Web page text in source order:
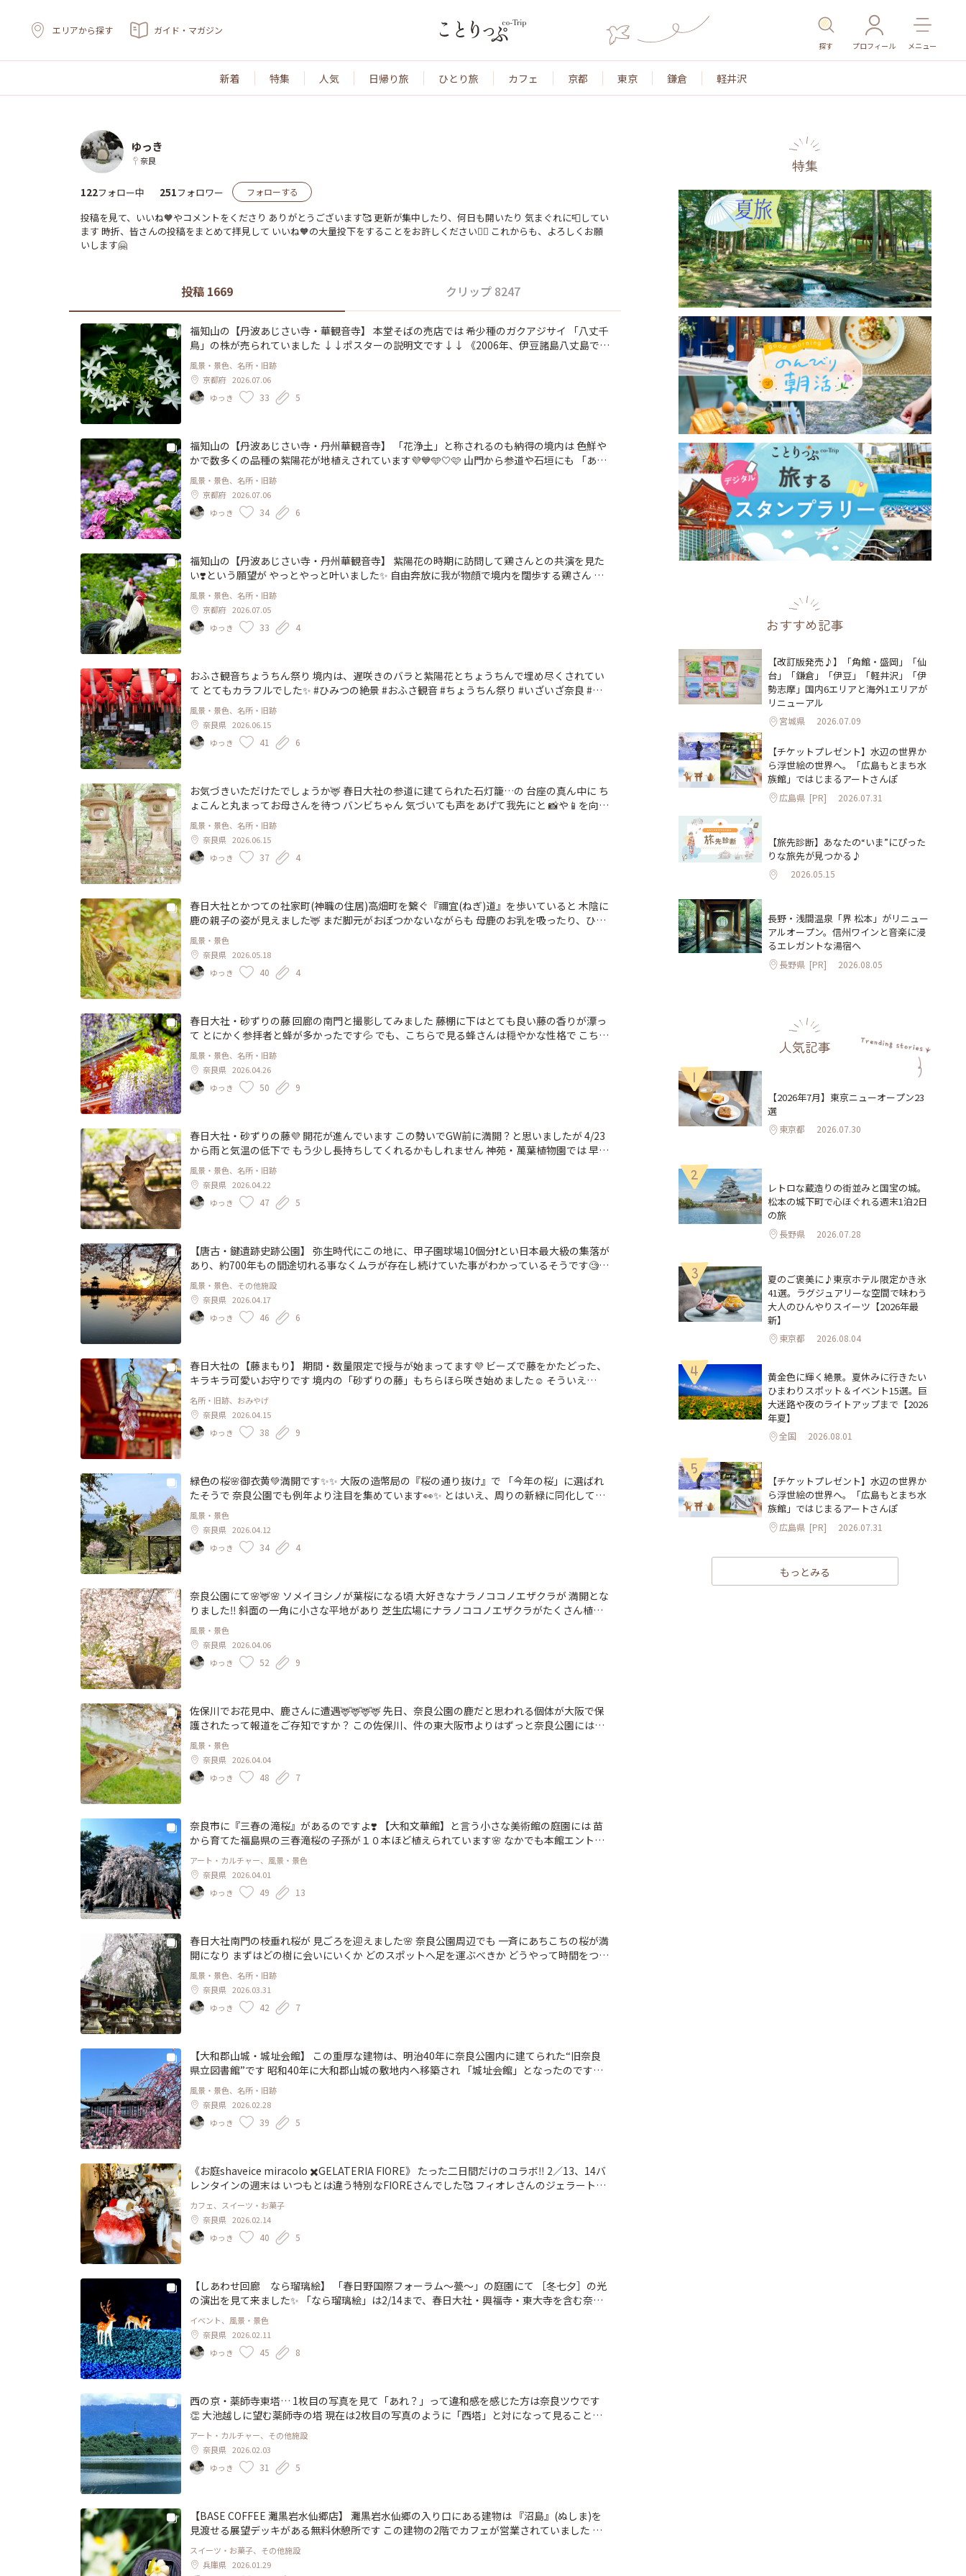
エリアから探す ガイド・マガジン
探す プロフィール メニュー
新着 特集 人気 日帰り旅 ひとり旅 カフェ 京都 東京 鎌倉 軽井沢
ゆっき
奈良
122フォロー中 251フォロワー フォローする
投稿を見て、いいね🧡やコメントをくださり ありがとうございます🥰 更新が集中したり、何日も開いたり 気まぐれに📮してい
ます 時折、皆さんの投稿をまとめて拝見して いいね🧡の大量投下をすることをお許しください🙇‍♀️ これからも、よろしくお願
いします🤗
投稿 1669 クリップ 8247
福知山の【丹波あじさい寺・華観音寺】 本堂そばの売店では 希少種のガクアジサイ 「八丈千
鳥」の株が売られていました ↓↓ポスターの説明文です↓↓ 《2006年、伊豆諸島八丈島で自
生している新種のガクアジサイ「八丈千鳥」が発見されました。 八丈千鳥は八重咲きのガク
アジサイ型で、色変化しない純白の花は 凛とした印象を与えています。 星を連想させる披針
形(ひしんけい)の装飾花は美しく、全体が端正にまとまっています。》 #ひみつの絶景 #そう
だ京都行こう #あじさい寺 #ことりっぷ京都 #丹州華観音寺 #補陀洛山観音寺 #関西花の寺霊
風景・景色、名所・旧跡
京都府 2026.07.06
ゆっき
33 5
福知山の【丹波あじさい寺・丹州華観音寺】 「花浄土」と称されるのも納得の境内は 色鮮や
かで数多くの品種の紫陽花が地植えされています💜💙🩵🤍🩷 山門から参道や石垣にも 「あじ
さいの壁」があちこちに見られて 迫力さえ感じます 紫陽花に埋もれるように、可愛いわらべ
仏さまが鎮座されていてほっこりします☺️💚 #ひみつの絶景 #そうだ京都行こう #あじさい寺
#ことりっぷ京都 #丹州華観音寺 #補陀洛山観音寺 #関西花の寺霊場第一番札所 #京都府福知山
市
風景・景色、名所・旧跡
京都府 2026.07.06
ゆっき
34 6
福知山の【丹波あじさい寺・丹州華観音寺】 紫陽花の時期に訪問して鶏さんとの共演を見た
い❣️という願望が やっとやっと叶いました✨ 自由奔放に我が物顔で境内を闊歩する鶏さん じ
っとしてくれ〜📸😅 細かく首を上下左右に動かしたり、時折羽ばたいたりする様子を見てい
ると 江戸時代の絵師・伊藤若冲の動体視力、観察力 、集中力の高さに改めて驚異を感じまし
た🤩 つたない写真ですが、少しは日本画に近づいたかな😚 #ひみつの絶景 #あじさい寺 #
鶏 #にわとり #丹州華観音寺 #補陀洛山観音寺 #関西花の寺霊場第一番札所 #京都府福知山
風景・景色、名所・旧跡
京都府 2026.07.05
ゆっき
33 4
おふさ観音ちょうちん祭り 境内は、遅咲きのバラと紫陽花とちょうちんで埋め尽くされてい
て とてもカラフルでした✨ #ひみつの絶景 #おふさ観音 #ちょうちん祭り #いざいざ奈良 #わ
たしは奈良派 #ことりっぷ奈良
風景・景色、名所・旧跡
奈良県 2026.06.15
ゆっき
41 6
お気づきいただけたでしょうか🦌 春日大社の参道に建てられた石灯籠…の 台座の真ん中に ち
ょこんと丸まってお母さんを待つ バンビちゃん 気づいても声をあげて我先にと 📸や📱を向け
ないでください その行為が人を呼び寄せてしまいます 観光客が大勢で取り囲んだり、触れた
りすると 母鹿が警戒して仔鹿に近寄らなくなって 最悪のケースでは仔鹿が命を落としてしま
うんです😰 ベビーラッシュの奈良公園の鹿さんたち どうか、遠くからそっと見守ってあげて
くださいね🙏 #ひみつの絶景 #鹿 #バンビ #神鹿 #春日大社 #いざいざ奈良 #わたしは奈良派
風景・景色、名所・旧跡
奈良県 2026.06.15
ゆっき
37 4
春日大社とかつての社家町(神職の住居)高畑町を繋ぐ『禰宜(ねぎ)道』を歩いていると 木陰に
鹿の親子の姿が見えました🦌 まだ脚元がおぼつかないながらも 母鹿のお乳を吸ったり、ひょ
こひょこと歩き回ったり…可愛い仕草に釘付けになってしまいました😍 奈良公園の鹿たちが
出産のシーズンを迎えて 鼻先が黒くてつぶらな瞳がとっても愛らしいバンビがあちこちで誕
生しています💗 本当にぬいぐるみのように可愛いらしくて 「撫でてあげたい」と思うのは人
間のエゴ👿 ひとたび人間の匂いが付いた子鹿は 母鹿からも仲間からも避けられて 命を落とし
宜道 #鹿 #神鹿 #バンビ #こつぶちゃん物語 ↑生後5ヶ月で亡くなったこつぶちゃんの写真
絵本があります こつぶちゃんの悲劇が繰り返される事が無いよう願っています🍀 #いざいざ
奈良 #わたしは奈良派 #ことりっぷ奈良
風景・景色
奈良県 2026.05.18
ゆっき
40 4
春日大社・砂ずりの藤 回廊の南門と撮影してみました 藤棚に下はとても良い藤の香りが漂っ
て とにかく参拝者と蜂が多かったです💦 でも、こちらで見る蜂さんは穏やかな性格で こちら
が攻撃しない限り害は無いそうです 📸2026.4.25 #春日大社 #藤 #砂ずりの藤 #ことりっぷ奈
良 #いざいざ奈良 #わたしは奈良派 神苑・萬葉植物園の藤も見ごろを迎えてるそうですよ〜
訪問したいけど時間が合わない…🥲
風景・景色、名所・旧跡
奈良県 2026.04.26
ゆっき
50 9
春日大社・砂ずりの藤💜 開花が進んでいます この勢いでGW前に満開？と思いましたが 4/23
から雨と気温の低下で もう少し長持ちしてくれるかもしれません 神苑・萬葉植物園では 早咲
きの藤が見ごろを迎えてるそうです🤍💙💜🩷 大混雑を避けるなら今のうちに訪問した方が良
いのかなぁ でも、どうせならもっと開花が進んでる方が見応えありそうだしなぁ…🤔 訪問の
タイミングを見極め兼ねて 悩んでいる私の目の前を とっても美しい神鹿さんが 横切って行か
れました🦌😍
風景・景色、名所・旧跡
奈良県 2026.04.22
ゆっき
47 5
【唐古・鍵遺跡史跡公園】 弥生時代にこの地に、甲子園球場10個分❗️とい日本最大級の集落が
あり、約700年もの間途切れる事なくムラが存在し続けていた事がわかっているそうです🧐
遺跡から発掘された土器に描かれていた絵画を元に復元された楼閣がシンボルになっていま
す 江戸時代に農業用のため池として造られた唐古池の周りにはソメイヨシノが植えられてい
て 期間限定でライトアップされます 夕陽が沈むタイミングに合わせて訪問しました🌸📸 桜は
満開を少し過ぎてはいましたが まだまだ綺麗で、時折花吹雪も見られました 池で遊ぶ水鳥た
た🤗♬ #桜 #ソメイヨシノ #唐古鍵遺跡史跡公園 #道の駅レスティ唐古鍵 #いざいざ奈良 #わ
たしは奈良派 #ことりっぷ奈良
風景・景色、その他施設
奈良県 2026.04.17
ゆっき
46 6
春日大社の【藤まもり】 期間・数量限定で授与が始まってます💜 ビーズで藤をかたどった、
キラキラ可愛いお守りです 境内の「砂ずりの藤」もちらほら咲き始めました☺️ そういえ
ば…！ 奈良国立博物館で現在開催中の 特別展【吉野・大峯展】で 春日大社とも縁が深い藤原
道長直筆の 国宝［紺紙金字経］が修理後初公開されているとか‼︎ しかも音声ナビゲーターは
大河ドラマで道長を演じた柄本佑さん🥰 こちらの会期は6/7までです✨ 時間作って鑑賞しに
行かなきゃ〜💞 #藤 #藤まもり #春日大社 #ことりっぷ #わたしは奈良派 #いざいざ奈良 #
名所・旧跡、おみやげ
奈良県 2026.04.15
ゆっき
38 9
緑色の桜🌸御衣黄💚満開です✨✨ 大阪の造幣局の『桜の通り抜け』で 「今年の桜」に選ばれ
たそうで 奈良公園でも例年より注目を集めています👀✨ とはいえ、周りの新緑に同化してし
まうので 遠目で見ると見逃しがち💦 今回投稿した桜たちは 「春日野国際フォーラム・別館」
の 北側に植栽されている桜たちです 枝垂れ桜と御衣黄と関山が見られます 以前は紅豊もあっ
たはずですが 枯れてしまったようです😢 #桜 #奈良公園 #緑色の桜 #御衣黄 #ギョイコウ
#春日野国際フォーラム別館 #ことりっぷ #ことりっぷ奈良 #わたしは奈良派 #いざいざ奈良 #
風景・景色
奈良県 2026.04.12
ゆっき
34 4
奈良公園にて🌸🦌🌸 ソメイヨシノが葉桜になる頃 大好きなナラノココノエザクラが 満開とな
りました‼️ 斜面の一角に小さな平地があり 芝生広場にナラノココノエザクラがたくさん植え
られています 「秘密の花園」って呼ばれたりしています この日は奈良公園の中で暮らして
いる鹿さんモデルを激写しました📸 #鹿 #桜 #お花見 #奈良公園 #茶山園地 #ナラノココノエ
ザクラ #奈良九重桜 #鹿活 #桜パトロール2026 #ことりっぷ奈良 #いざいざ奈良 #わたしは奈
良派
風景・景色
奈良県 2026.04.06
ゆっき
52 9
佐保川でお花見中、鹿さんに遭遇🦌🦌🦌🦌 先日、奈良公園の鹿だと思われる個体が大阪で保
護されたって報道をご存知ですか？ この佐保川、件の東大阪市よりはずっと奈良公園には近
いけれど 奈良公園から車でも15分ほどかかる距離の 市街地なので、ここで鹿に会うなんて驚
きです😳 草も桜も食べ放題…彼らには楽園なのかもしれないけど春日大社からある程度の距
離が離れたら 「神鹿」じゃなくてただの「野生動物」扱いになるらしいです 畑の野菜の味を
覚えてしまったら「害獣」として 駆除の対象にされちゃうかも 奈良公園に戻ってほしいなぁ
無料 #以降１時間ごとに100円 #いざいざ奈良 #わたしは奈良派
風景・景色
奈良県 2026.04.04
ゆっき
48 7
奈良市に『三春の滝桜』があるのですよ❣️ 【大和文華館】と言う小さな美術館の庭園には 苗
から育てた福島県の三春滝桜の子孫が１０本ほど植えられています🌸 なかでも本館エントラ
ンス前の一本は とても見事な樹形と枝ぶりで 立派にご先祖の遺伝子を受け継いでいて 圧倒さ
れるような風格が漂っています✨ 私の投稿が遅れて2026年はすでに 見ごろを過ぎてしまいま
した💦 美術館の公式InstagramやＸ(旧Twitter)などで 庭園の花の見ごろや美術館の展示企
画の案内を確認できますので 桜シーズン(それ以外の時期でも)の奈良旅の参考になると思い
🙌 JAFの会員証を提示して🉐に入場できました🤗 #桜 #お花見 #枝垂れ #ことりっぷ奈良 #い
ざいざ奈良 #わたしは奈良派 #大和文華館 #三春滝桜の子孫
アート・カルチャー、風景・景色
奈良県 2026.04.01
ゆっき
49 13
春日大社南門の枝垂れ桜が 見ごろを迎えました🌸 奈良公園周辺でも 一斉にあちこちの桜が満
開になり まずはどの樹に会いにいくか どのスポットへ足を運ぶべきか どうやって時間をつく
ろうか あたふたしてしまいます😵💦 #桜パトロール2026 #桜 #お花見 #奈良公園 #春日大
風景・景色、名所・旧跡
奈良県 2026.03.31
ゆっき
42 7
【大和郡山城・城址会館】 この重厚な建物は、明治40年に奈良公園内に建てられた“旧奈良
県立図書館”です 昭和40年に大和郡山城の敷地内へ移築され 「城址会館」となったのです
が、こちらがお城の一部だと思ってる人が多いのです😅 週末は一階の内部を見学出来るらし
いのですが 私はまだ未体験です… 大和郡山城趾は梅と桜の名所です🌸🌸🌸 大河ドラマ効果
で、この春は例年以上に 多くの見物客が押し寄せる予感…🥰 修復・整備された天守台からは
奈良盆地がぐるっと見渡せます 本丸とその周辺の石垣は豊臣時代のもの‼️ それらも200年以
長 #豊臣兄弟 #いざいざ奈良 #わたしは奈良派 #ことりっぷ奈良
風景・景色、名所・旧跡
奈良県 2026.02.28
ゆっき
39 5
《お庭shaveice miracolo ✖️GELATERIA FIORE》 たった二日間だけのコラボ‼️ 2／13、14バ
レンタインの週末は いつもとは違う特別なFIOREさんでした🥰 フィオレさんのジェラートが
ミラコロさんのかき氷に包み込まれました🍧🍨 薪ストーブが焚かれた暖かい店内で 冷たいか
き氷をひと匙ひとさじゆっくりと口に運びました😋 #GELATERIAFIORE #ジェラテリアフィ
オレ #フィオレさん #ジェラート #お庭shaveicemiracolo #ミラコロ #かき氷 #高畑 #た
かばたけ #いざいざ奈良 #わたしは奈良派 #ことりっぷ奈良
カフェ、スイーツ・お菓子
奈良県 2026.02.14
ゆっき
40 5
【しあわせ回廊 なら瑠璃絵】 「春日野国際フォーラム〜甍〜」の庭園にて ［冬七夕］の光
の演出を見て来ました✨ 「なら瑠璃絵」は2/14まで、春日大社・興福寺・東大寺を含む奈良
公園一帯で行われている《青い光》のイベントです🩵💙 最終日の14日は、奈良公園のバース
デー& バレンタインデイ💘 花火も上がりますよ🎆🎇 さすがにその日は相当混雑する…と予想
して 早めに訪問したのでゆっくり鑑賞できました👍 『瑠璃色』は神聖で高貴な色であり、夜
空や深海のような幻想的なイメージがありますね 1人で鑑賞していてもロマンチックな気分
ーフかシカマロくんモチーフの短冊を購入しなくちゃなりません…🎋 (ずいぶん値上がりして
たのでびっくりしちゃいました💦) #開運旅 #なら瑠璃絵 #冬七夕 #イルミネーション #奈良
イベント、風景・景色
奈良県 2026.02.11
ゆっき
45 8
西の京・薬師寺東塔… 1枚目の写真を見て「あれ？」って違和感を感じた方は奈良ツウです
👏 大池越しに望む薬師寺の塔 現在は2枚目の写真のように「西塔」と対になって見ることが
出来ます 西塔は高田好胤管長の「百万人の写経」勧進によって、1981年に再建されました 一
枚目の風景は、私が小学生の頃に見ていた 西塔が建つ前の、とても懐かしい景色です 撮影さ
れたのは、奈良県出身の写真家 入江泰吉氏📸 数多くの大和路の風景、行事、仏像を撮影し 写
真を通じてその魅力を発信されました 奈良市高畑町にある【奈良市写真美術館】には 入江氏
れず写真美術館に駆け込みました 建物は建築家・黒川紀章氏の設計で エントランスから階段
を降りて半地下に展示室があります チケット代は¥500-、JAFの会員証を見せると20%🉐にな
ります 入江氏が愛した昭和の奈良の風景は 令和になっても全く変わっていないものと 薬師寺
のように塔が再建されたり 土地開発などでもう二度と見られない農村の景色がありました デ
ジタル展示室ではNHKと奈良市などが制作した 入江氏の作品や彼の生涯をビデオ鑑賞できる
アート・カルチャー、その他施設
奈良県 2026.02.03
ゆっき
31 5
【BASE COFFEE 灘黒岩水仙郷店】 灘黒岩水仙郷の入り口にある建物は 『沼島』(ぬしま)を
見渡せる展望デッキがある無料休憩所です この建物の2階でカフェが営業されていました ・
カウンターに並べられていた水仙モチーフの和菓子にロックオン🤩✨即お買い上げ！ 店を出
ると早々と容器のキャップを取って、水仙たちと記念撮影です📸 南あわじ市の『御菓子司
栄堂』さんとのコラボ和菓子「水仙」💖 BASE COFFEEさんご自慢の珈琲豆を使った 珈琲あ
スイーツ・お菓子、その他施設
兵庫県 2026.01.29
特集
おすすめ記事
【改訂版発売♪】「角館・盛岡」「仙
台」「鎌倉」「伊豆」「軽井沢」「伊
勢志摩」国内6エリアと海外1エリアが
リニューアル
宮城県 2026.07.09
【チケットプレゼント】水辺の世界か
ら浮世絵の世界へ。「広島もとまち水
族館」ではじまるアートさんぽ
広島県 [PR] 2026.07.31
【旅先診断】あなたの“いま”にぴった
りな旅先が見つかる♪
2026.05.15
長野・浅間温泉「界 松本」がリニュー
アルオープン。信州ワインと音楽に浸
るエレガントな湯宿へ
長野県 [PR] 2026.08.05
人気記事
1
【2026年7月】東京ニューオープン23
選
東京都 2026.07.30
2
レトロな蔵造りの街並みと国宝の城。
松本の城下町で心ほぐれる週末1泊2日
の旅
長野県 2026.07.28
3
夏のご褒美に♪東京ホテル限定かき氷
41選。ラグジュアリーな空間で味わう
大人のひんやりスイーツ【2026年最
新】
東京都 2026.08.04
4
黄金色に輝く絶景。夏休みに行きたい
ひまわりスポット＆イベント15選。巨
大迷路や夜のライトアップまで【2026
年夏】
全国 2026.08.01
5
【チケットプレゼント】水辺の世界か
ら浮世絵の世界へ。「広島もとまち水
族館」ではじまるアートさんぽ
広島県 [PR] 2026.07.31
もっとみる